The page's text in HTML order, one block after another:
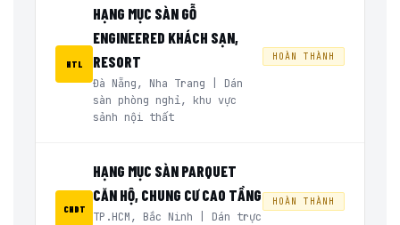
HTL
HẠNG MỤC SÀN GỖ
ENGINEERED KHÁCH SẠN,
RESORT
Đà Nẵng, Nha Trang | Dán
sàn phòng nghỉ, khu vực
sảnh nội thất
HOÀN THÀNH
CHDT
HẠNG MỤC SÀN PARQUET
CĂN HỘ, CHUNG CƯ CAO TẦNG
TP.HCM, Bắc Ninh | Dán trực
HOÀN THÀNH